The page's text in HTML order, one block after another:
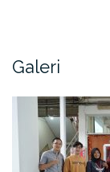
Galeri